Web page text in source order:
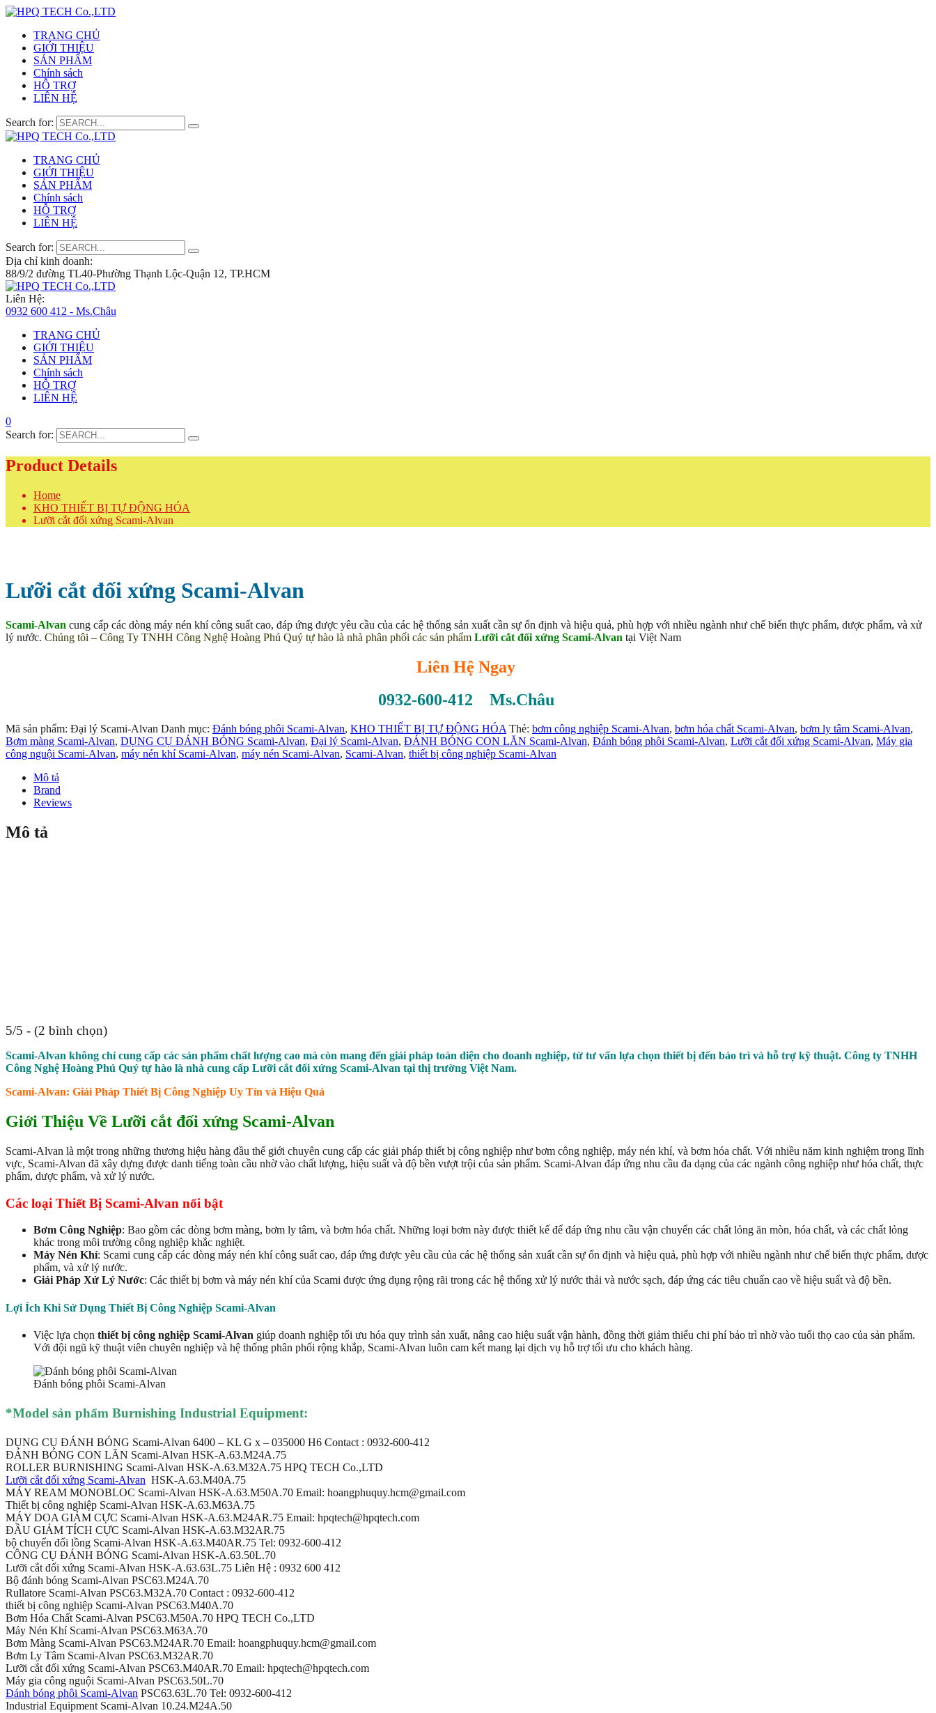
TRANG CHỦ
GIỚI THIỆU
SẢN PHẨM
Chính sách
HỖ TRỢ
LIÊN HỆ
Search for:
TRANG CHỦ
GIỚI THIỆU
SẢN PHẨM
Chính sách
HỖ TRỢ
LIÊN HỆ
Search for:
Địa chỉ kinh doanh:
88/9/2 đường TL40-Phường Thạnh Lộc-Quận 12, TP.HCM
Liên Hệ:
0932 600 412 - Ms.Châu
TRANG CHỦ
GIỚI THIỆU
SẢN PHẨM
Chính sách
HỖ TRỢ
LIÊN HỆ
0
Search for:
Product Details
Home
KHO THIẾT BỊ TỰ ĐỘNG HÓA
Lưỡi cắt đối xứng Scami-Alvan
Lưỡi cắt đối xứng Scami-Alvan
Scami-Alvan cung cấp các dòng máy nén khí công suất cao, đáp ứng được yêu cầu của các hệ thống sản xuất cần sự ổn định và hiệu quả, phù hợp với nhiều ngành như chế biến thực phẩm, dược phẩm, và xử
lý nước. Chúng tôi – Công Ty TNHH Công Nghệ Hoàng Phú Quý tự hào là nhà phân phối các sản phẩm Lưỡi cắt đối xứng Scami-Alvan tại Việt Nam
Liên Hệ Ngay
0932-600-412 Ms.Châu
Mã sản phẩm: Đại lý Scami-Alvan Danh mục: Đánh bóng phôi Scami-Alvan, KHO THIẾT BỊ TỰ ĐỘNG HÓA Thẻ: bơm công nghiệp Scami-Alvan, bơm hóa chất Scami-Alvan, bơm ly tâm Scami-Alvan,
Bơm màng Scami-Alvan, DỤNG CỤ ĐÁNH BÓNG Scami-Alvan, Đại lý Scami-Alvan, ĐÁNH BÓNG CON LĂN Scami-Alvan, Đánh bóng phôi Scami-Alvan, Lưỡi cắt đối xứng Scami-Alvan, Máy gia
công nguội Scami-Alvan, máy nén khí Scami-Alvan, máy nén Scami-Alvan, Scami-Alvan, thiết bị công nghiệp Scami-Alvan
Mô tả
Brand
Reviews
Mô tả
5/5 - (2 bình chọn)
Scami-Alvan không chỉ cung cấp các sản phẩm chất lượng cao mà còn mang đến giải pháp toàn diện cho doanh nghiệp, từ tư vấn lựa chọn thiết bị đến bảo trì và hỗ trợ kỹ thuật. Công ty TNHH
Công Nghệ Hoàng Phú Quý tự hào là nhà cung cấp Lưỡi cắt đối xứng Scami-Alvan tại thị trường Việt Nam.
Scami-Alvan: Giải Pháp Thiết Bị Công Nghiệp Uy Tín và Hiệu Quả
Giới Thiệu Về Lưỡi cắt đối xứng Scami-Alvan
Scami-Alvan là một trong những thương hiệu hàng đầu thế giới chuyên cung cấp các giải pháp thiết bị công nghiệp như bơm công nghiệp, máy nén khí, và bơm hóa chất. Với nhiều năm kinh nghiệm trong lĩnh
vực, Scami-Alvan đã xây dựng được danh tiếng toàn cầu nhờ vào chất lượng, hiệu suất và độ bền vượt trội của sản phẩm. Scami-Alvan đáp ứng nhu cầu đa dạng của các ngành công nghiệp như hóa chất, thực
phẩm, dược phẩm, và xử lý nước.
Các loại Thiết Bị Scami-Alvan nổi bật
Bơm Công Nghiệp: Bao gồm các dòng bơm màng, bơm ly tâm, và bơm hóa chất. Những loại bơm này được thiết kế để đáp ứng nhu cầu vận chuyển các chất lỏng ăn mòn, hóa chất, và các chất lỏng
khác trong môi trường công nghiệp khắc nghiệt.
Máy Nén Khí: Scami cung cấp các dòng máy nén khí công suất cao, đáp ứng được yêu cầu của các hệ thống sản xuất cần sự ổn định và hiệu quả, phù hợp với nhiều ngành như chế biến thực phẩm, dược
phẩm, và xử lý nước.
Giải Pháp Xử Lý Nước: Các thiết bị bơm và máy nén khí của Scami được ứng dụng rộng rãi trong các hệ thống xử lý nước thải và nước sạch, đáp ứng các tiêu chuẩn cao về hiệu suất và độ bền.
Lợi Ích Khi Sử Dụng Thiết Bị Công Nghiệp Scami-Alvan
Việc lựa chọn thiết bị công nghiệp Scami-Alvan giúp doanh nghiệp tối ưu hóa quy trình sản xuất, nâng cao hiệu suất vận hành, đồng thời giảm thiểu chi phí bảo trì nhờ vào tuổi thọ cao của sản phẩm.
Với đội ngũ kỹ thuật viên chuyên nghiệp và hệ thống phân phối rộng khắp, Scami-Alvan luôn cam kết mang lại dịch vụ hỗ trợ tối ưu cho khách hàng.
Đánh bóng phôi Scami-Alvan
*Model sản phẩm Burnishing Industrial Equipment:
DỤNG CỤ ĐÁNH BÓNG Scami-Alvan 6400 – KL G x – 035000 H6 Contact : 0932-600-412
ĐÁNH BÓNG CON LĂN Scami-Alvan HSK-A.63.M24A.75
ROLLER BURNISHING Scami-Alvan HSK-A.63.M32A.75 HPQ TECH Co.,LTD
Lưỡi cắt đối xứng Scami-Alvan HSK-A.63.M40A.75
MÁY REAM MONOBLOC Scami-Alvan HSK-A.63.M50A.70 Email: hoangphuquy.hcm@gmail.com
Thiết bị công nghiệp Scami-Alvan HSK-A.63.M63A.75
MÁY DOA GIẢM CỰC Scami-Alvan HSK-A.63.M24AR.75 Email: hpqtech@hpqtech.com
ĐẦU GIẢM TÍCH CỰC Scami-Alvan HSK-A.63.M32AR.75
bộ chuyển đổi lồng Scami-Alvan HSK-A.63.M40AR.75 Tel: 0932-600-412
CÔNG CỤ ĐÁNH BÓNG Scami-Alvan HSK-A.63.50L.70
Lưỡi cắt đối xứng Scami-Alvan HSK-A.63.63L.75 Liên Hệ : 0932 600 412
Bộ đánh bóng Scami-Alvan PSC63.M24A.70
Rullatore Scami-Alvan PSC63.M32A.70 Contact : 0932-600-412
thiết bị công nghiệp Scami-Alvan PSC63.M40A.70
Bơm Hóa Chất Scami-Alvan PSC63.M50A.70 HPQ TECH Co.,LTD
Máy Nén Khí Scami-Alvan PSC63.M63A.70
Bơm Màng Scami-Alvan PSC63.M24AR.70 Email: hoangphuquy.hcm@gmail.com
Bơm Ly Tâm Scami-Alvan PSC63.M32AR.70
Lưỡi cắt đối xứng Scami-Alvan PSC63.M40AR.70 Email: hpqtech@hpqtech.com
Máy gia công nguội Scami-Alvan PSC63.50L.70
Đánh bóng phôi Scami-Alvan PSC63.63L.70 Tel: 0932-600-412
Industrial Equipment Scami-Alvan 10.24.M24A.50